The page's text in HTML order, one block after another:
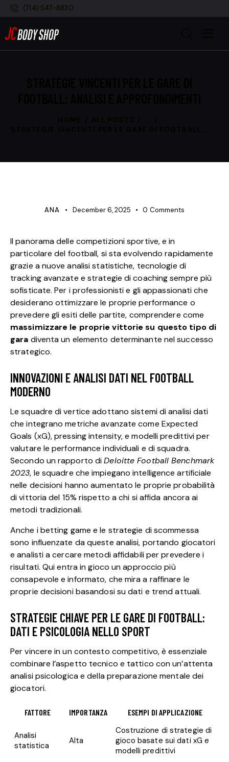
(714) 547-8830
ANA December 6, 2025 0 Comments
Il panorama delle competizioni sportive, e in
particolare del football, si sta evolvendo rapidamente
grazie a nuove analisi statistiche, tecnologie di
tracking avanzate e strategie di coaching sempre più
sofisticate. Per i professionisti e gli appassionati che
desiderano ottimizzare le proprie performance o
prevedere gli esiti delle partite, comprendere come
massimizzare le proprie vittorie su questo tipo di
gara diventa un elemento determinante nel successo
strategico.
INNOVAZIONI E ANALISI DATI NEL FOOTBALL
MODERNO
Le squadre di vertice adottano sistemi di analisi dati
che integrano metriche avanzate come Expected
Goals (xG), pressing intensity, e modelli predittivi per
valutare le performance individuali e di squadra.
Secondo un rapporto diDeloitte Football Benchmark
2023, le squadre che impiegano intelligence artificiale
nelle decisioni hanno aumentato le proprie probabilità
di vittoria del 15% rispetto a chi si affida ancora ai
metodi tradizionali.
Anche i betting game e le strategie di scommessa
sono influenzate da queste analisi, portando giocatori
e analisti a cercare metodi affidabili per prevedere i
risultati. Qui entra in gioco un approccio più
consapevole e informato, che mira a raffinare le
proprie decisioni basandosi su dati e trend attuali.
STRATEGIE CHIAVE PER LE GARE DI FOOTBALL:
DATI E PSICOLOGIA NELLO SPORT
Per vincere in un contesto competitivo, è essenziale
combinare l’aspetto tecnico e tattico con un’attenta
analisi psicologica e della preparazione mentale dei
giocatori.
FATTORE IMPORTANZA ESEMPI DI APPLICAZIONE
Analisi
statistica
Alta
Costruzione di strategie di
gioco basate sui dati xG e
modelli predittivi